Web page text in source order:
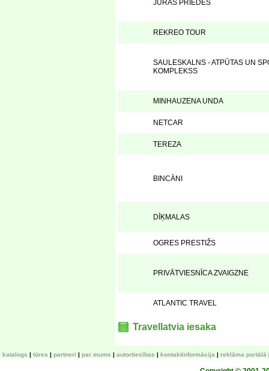
JŪRAS PRIEDES
REKREO TOUR
SAULESKALNS - ATPŪTAS UN
KOMPLEKSS
MINHAUZENA UNDA
NETCAR
TEREZA
BINCĀNI
DĪĶMALAS
OGRES PRESTIŽS
PRIVĀTVIESNĪCA ZVAIGZNE
ATLANTIC TRAVEL
Travellatvia iesaka
katalogs tūres partneri par mums autortiesības kontaktinformācija reklāma portālā